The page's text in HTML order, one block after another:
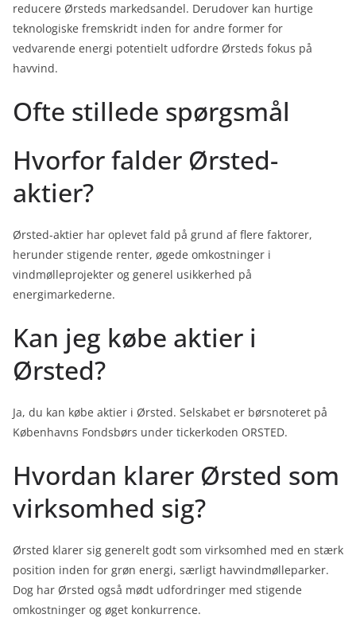
reducere Ørsteds markedsandel. Derudover kan hurtige
teknologiske fremskridt inden for andre former for
vedvarende energi potentielt udfordre Ørsteds fokus på
havvind.
Ofte stillede spørgsmål
Hvorfor falder Ørsted-
aktier?
Ørsted-aktier har oplevet fald på grund af flere faktorer,
herunder stigende renter, øgede omkostninger i
vindmølleprojekter og generel usikkerhed på
energimarkederne.
Kan jeg købe aktier i
Ørsted?
Ja, du kan købe aktier i Ørsted. Selskabet er børsnoteret på
Københavns Fondsbørs under tickerkoden ORSTED.
Hvordan klarer Ørsted som
virksomhed sig?
Ørsted klarer sig generelt godt som virksomhed med en stærk
position inden for grøn energi, særligt havvindmølleparker.
Dog har Ørsted også mødt udfordringer med stigende
omkostninger og øget konkurrence.